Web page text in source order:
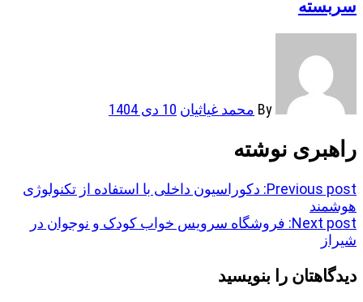
سربسته
محمد غیاثیان 10 دی 1404
راهبری نوشته
Previous post: دکوراسیون داخلی با استفاده از تکنولوژی
هوشمند
Next post: فروشگاه سرویس خواب کودک و نوجوان در
شیراز
دیدگاهتان را بنویسید